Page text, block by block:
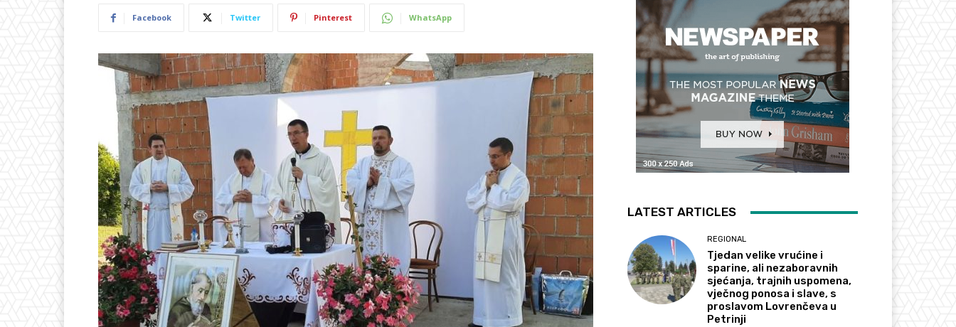
Facebook Twitter Pinterest WhatsApp
LATEST ARTICLES
REGIONAL
Tjedan velike vrućine i
sparine, ali nezaboravnih
sjećanja, trajnih uspomena,
vječnog ponosa i slave, s
proslavom Lovrenčeva u
Petrinji